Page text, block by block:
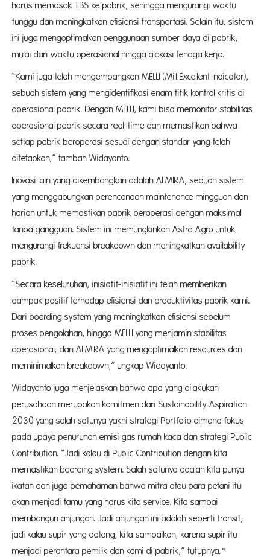
harus memasok TBS ke pabrik, sehingga mengurangi waktu
tunggu dan meningkatkan efisiensi transportasi. Selain itu, sistem
ini juga mengoptimalkan penggunaan sumber daya di pabrik,
mulai dari waktu operasional hingga alokasi tenaga kerja.
“Kami juga telah mengembangkan MELLI (Mill Excellent Indicator),
sebuah sistem yang mengidentifikasi enam titik kontrol kritis di
operasional pabrik. Dengan MELLI, kami bisa memonitor stabilitas
operasional pabrik secara real-time dan memastikan bahwa
setiap pabrik beroperasi sesuai dengan standar yang telah
ditetapkan,” tambah Widayanto.
Inovasi lain yang dikembangkan adalah ALMIRA, sebuah sistem
yang menggabungkan perencanaan maintenance mingguan dan
harian untuk memastikan pabrik beroperasi dengan maksimal
tanpa gangguan. Sistem ini memungkinkan Astra Agro untuk
mengurangi frekuensi breakdown dan meningkatkan availability
pabrik.
“Secara keseluruhan, inisiatif-inisiatif ini telah memberikan
dampak positif terhadap efisiensi dan produktivitas pabrik kami.
Dari boarding system yang meningkatkan efisiensi sebelum
proses pengolahan, hingga MELLI yang menjamin stabilitas
operasional, dan ALMIRA yang mengoptimalkan resources dan
meminimalkan breakdown,” ungkap Widayanto.
Widayanto juga menjelaskan bahwa apa yang dilakukan
perusahaan merupakan komitmen dari Sustainability Aspiration
2030 yang salah satunya yakni strategi Portfolio dimana fokus
pada upaya penurunan emisi gas rumah kaca dan strategi Public
Contribution. “Jadi kalau di Public Contribution dengan kita
memastikan boarding system. Salah satunya adalah kita punya
ikatan dan juga pemahaman bahwa mitra atau para petani itu
akan menjadi tamu yang harus kita service. Kita sampai
membangun anjungan. Jadi anjungan ini adalah seperti transit,
jadi kalau supir yang datang, kita sampaikan, karena supir itu
menjadi perantara pemilik dan kami di pabrik,” tutupnya.*